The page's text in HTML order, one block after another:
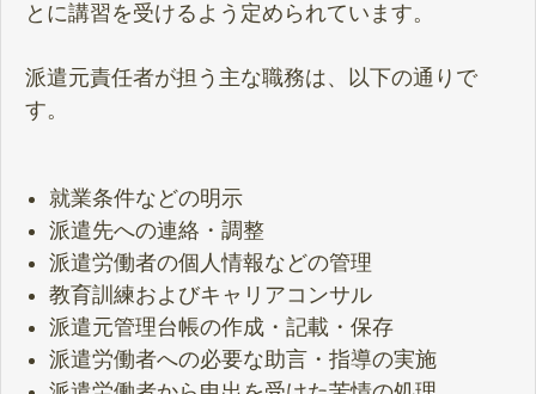
とに講習を受けるよう定められています。
派遣元責任者が担う主な職務は、以下の通りで
す。
就業条件などの明示
派遣先への連絡・調整
派遣労働者の個人情報などの管理
教育訓練およびキャリアコンサル
派遣元管理台帳の作成・記載・保存
派遣労働者への必要な助言・指導の実施